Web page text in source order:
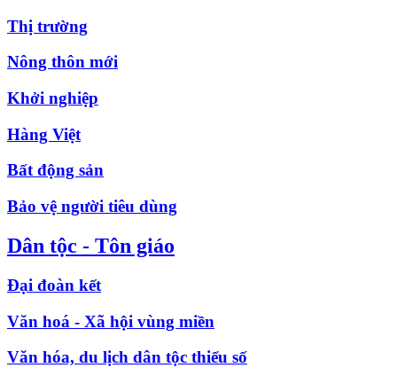
Thị trường
Nông thôn mới
Khởi nghiệp
Hàng Việt
Bất động sản
Bảo vệ người tiêu dùng
Dân tộc - Tôn giáo
Đại đoàn kết
Văn hoá - Xã hội vùng miền
Văn hóa, du lịch dân tộc thiểu số